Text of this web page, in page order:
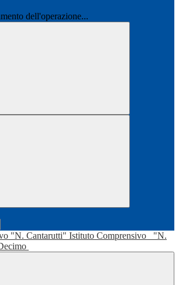
dell'operazione...
Istituto Comprensivo
"N.